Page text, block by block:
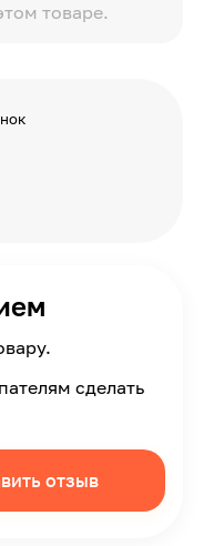
товаре.
сделать
отзыв